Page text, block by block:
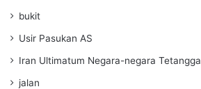
bukit
Usir Pasukan AS
Iran Ultimatum Negara-negara Tetangga
jalan